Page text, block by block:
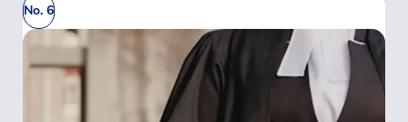
No. 6